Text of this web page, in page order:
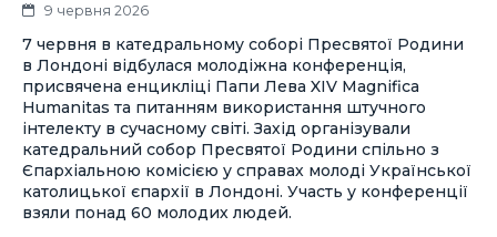
9 червня 2026
7 червня в катедральному соборі Пресвятої Родини
в Лондоні відбулася молодіжна конференція,
присвячена енцикліці Папи Лева XIV Magnifica
Humanitas та питанням використання штучного
інтелекту в сучасному світі. Захід організували
катедральний собор Пресвятої Родини спільно з
Єпархіальною комісією у справах молоді Української
католицької єпархії в Лондоні. Участь у конференції
взяли понад 60 молодих людей.